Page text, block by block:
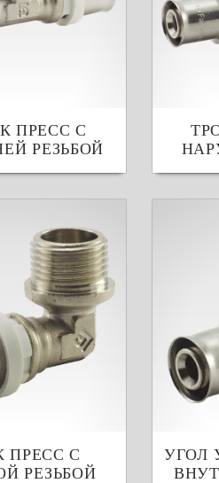
ПРЕСС С
РЕЗЬБОЙ
ПРЕСС С
РЕЗЬБОЙ
УГОЛ